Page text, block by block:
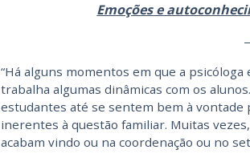
Emoções e
“Há alguns momentos em que a
trabalha algumas dinâmicas com os
estudantes até se sentem bem à
inerentes à questão familiar. Muitas
acabam vindo ou na coordenação ou no